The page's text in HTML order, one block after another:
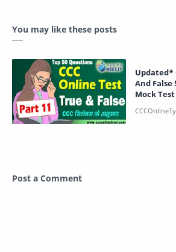
You may like these posts
Updated*
And False
Mock
Post a Comment